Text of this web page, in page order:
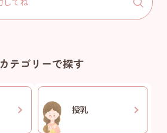
カテゴリーで探す
授乳